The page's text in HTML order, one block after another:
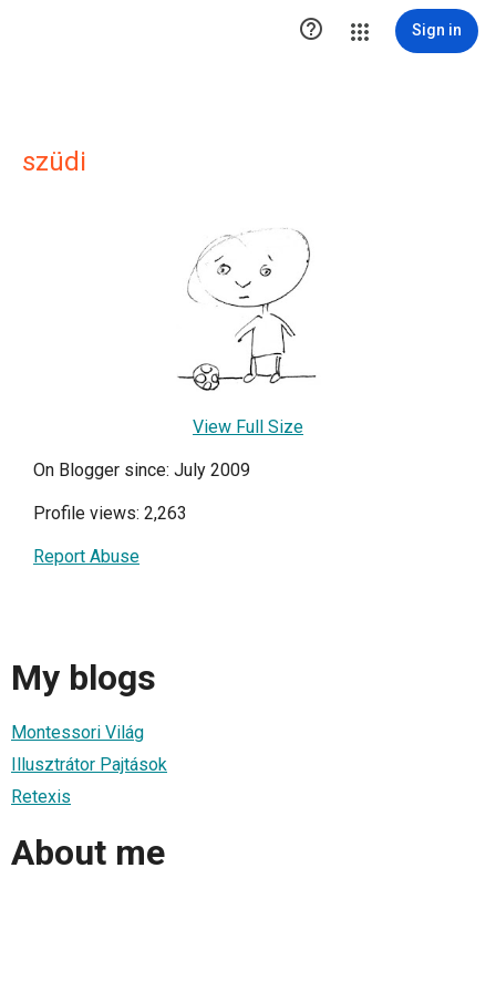
 Sign in
szüdi
View Full Size
On Blogger since: July 2009
Profile views: 2,263
Report Abuse
My blogs
Montessori Világ
Illusztrátor Pajtások
Retexis
About me